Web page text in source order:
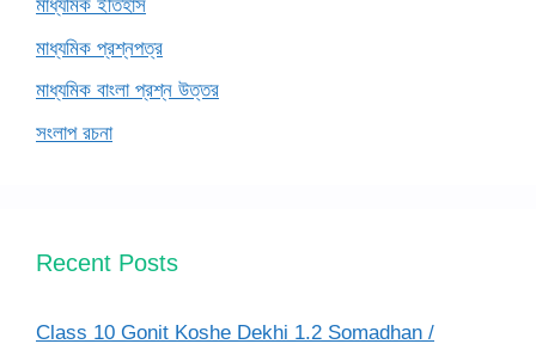
মাধ্যমিক ইতিহাস
মাধ্যমিক প্রশ্নপত্র
মাধ্যমিক বাংলা প্রশ্ন উত্তর
সংলাপ রচনা
Recent Posts
Class 10 Gonit Koshe Dekhi 1.2 Somadhan /